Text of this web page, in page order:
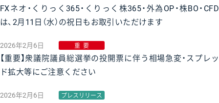
FXネオ・くりっく365・くりっく株365・外為OP・株BO・CFD
は、2月11日（水）の祝日もお取引いただけます
2026年2月6日 重要
【重要】衆議院議員総選挙の投開票に伴う相場急変・スプレッ
ド拡大等にご注意ください
2026年2月6日 プレスリリース